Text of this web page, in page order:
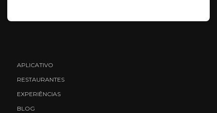
APLICATIVO
RESTAURANTES
EXPERIÊNCIAS
BLOG